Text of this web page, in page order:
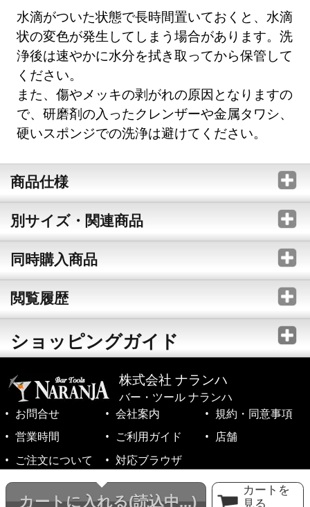
カートに入れる(読込中...)
カートを
見る
水滴がついた状態で長時間置いておくと、水滴
状の変色が発生してしまう場合があります。洗
浄後は速やかに水分を拭き取ってから保管して
ください。
また、傷やメッキの剥がれの原因となりますの
で、研磨剤の入ったクレンザーや金属タワシ、
硬いスポンジでの洗浄は避けてください。
商品仕様
別サイズ・関連商品
同時購入商品
閲覧履歴
ショッピングガイド
株式会社 ナランハ
バー・ツール ナランハ
お問合せ
会社案内
規約・同意事項
営業時間
ご利用ガイド
店舗
ご注文について
対応ブラウザ
©1999-2026 NARANJA Inc. All Rights Reserved.